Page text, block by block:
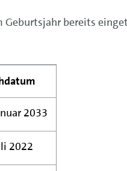
Geburtsjahr bereits
2033
2022